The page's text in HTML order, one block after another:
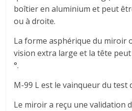
boîtier en aluminium et peut
ou à droite.
La forme asphérique du miroir
vision extra large et la tête
°.
M-99 L est le vainqueur du test
Le miroir a reçu une validation